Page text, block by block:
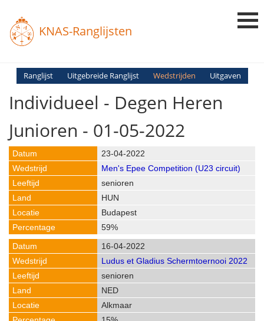
KNAS-Ranglijsten
Login
Ranglijst Uitgebreide Ranglijst Wedstrijden Uitgaven
Individueel - Degen Heren
Junioren - 01-05-2022
23-04-2022
Men's Epee Competition (U23 circuit)
senioren
HUN
Budapest
59%
16-04-2022
Ludus et Gladius Schermtoernooi 2022
senioren
NED
Alkmaar